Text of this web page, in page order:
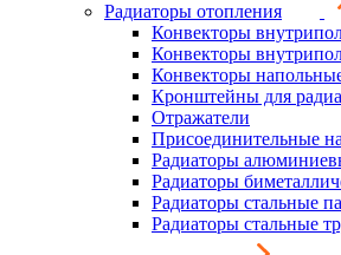
Радиаторы отопления
Конвекторы
Конвекторы
Конвекторы
Кронштейны для
Отражатели
Присоединительные
Радиаторы
Радиаторы
Радиаторы стальные
Радиаторы стальные